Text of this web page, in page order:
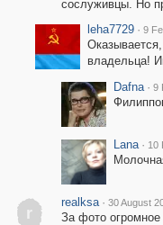
сослуживцы. Но
leha7729 · 9
владельца!
Dafna · 9
Lana · 10
r
realksa · 30 August
За фото